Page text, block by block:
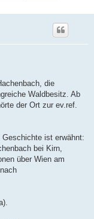
die
Waldbesitz. Ab
der Ort zur ev.ref.
Geschichte ist erwähnt:
bei Kirn,
über Wien am